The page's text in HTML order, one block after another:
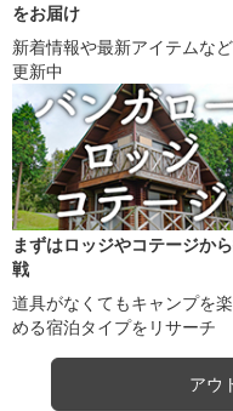
をお届け
新着情報や最新アイテムな
更新中
まずはロッジやコテージか
戦
道具がなくてもキャンプを
める宿泊タイプをリサーチ
アウ